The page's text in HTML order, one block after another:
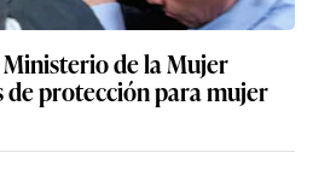
de la Mujer
de protección para mujer